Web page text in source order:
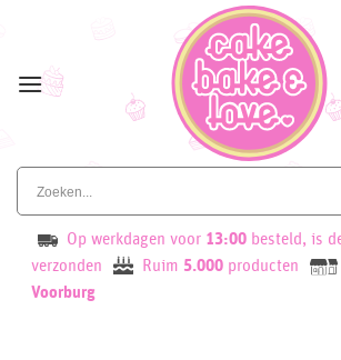
content
Op werkdagen voor 13:00 besteld, is
verzonden
Ruim 5.000 producten
Voorburg